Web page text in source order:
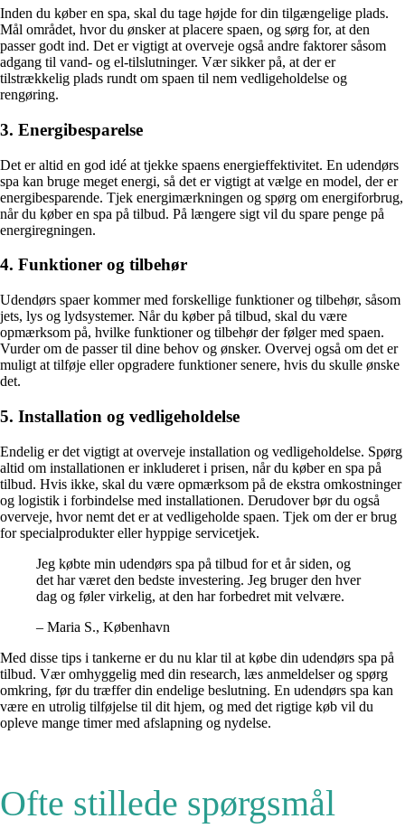
Inden du køber en spa, skal du tage højde for din tilgængelige plads.
Mål området, hvor du ønsker at placere spaen, og sørg for, at den
passer godt ind. Det er vigtigt at overveje også andre faktorer såsom
adgang til vand- og el-tilslutninger. Vær sikker på, at der er
tilstrækkelig plads rundt om spaen til nem vedligeholdelse og
rengøring.
3. Energibesparelse
Det er altid en god idé at tjekke spaens energieffektivitet. En udendørs
spa kan bruge meget energi, så det er vigtigt at vælge en model, der er
energibesparende. Tjek energimærkningen og spørg om energiforbrug,
når du køber en spa på tilbud. På længere sigt vil du spare penge på
energiregningen.
4. Funktioner og tilbehør
Udendørs spaer kommer med forskellige funktioner og tilbehør, såsom
jets, lys og lydsystemer. Når du køber på tilbud, skal du være
opmærksom på, hvilke funktioner og tilbehør der følger med spaen.
Vurder om de passer til dine behov og ønsker. Overvej også om det er
muligt at tilføje eller opgradere funktioner senere, hvis du skulle ønske
det.
5. Installation og vedligeholdelse
Endelig er det vigtigt at overveje installation og vedligeholdelse. Spørg
altid om installationen er inkluderet i prisen, når du køber en spa på
tilbud. Hvis ikke, skal du være opmærksom på de ekstra omkostninger
og logistik i forbindelse med installationen. Derudover bør du også
overveje, hvor nemt det er at vedligeholde spaen. Tjek om der er brug
for specialprodukter eller hyppige servicetjek.
Jeg købte min udendørs spa på tilbud for et år siden, og
det har været den bedste investering. Jeg bruger den hver
dag og føler virkelig, at den har forbedret mit velvære.
– Maria S., København
Med disse tips i tankerne er du nu klar til at købe din udendørs spa på
tilbud. Vær omhyggelig med din research, læs anmeldelser og spørg
omkring, før du træffer din endelige beslutning. En udendørs spa kan
være en utrolig tilføjelse til dit hjem, og med det rigtige køb vil du
opleve mange timer med afslapning og nydelse.
Ofte stillede spørgsmål